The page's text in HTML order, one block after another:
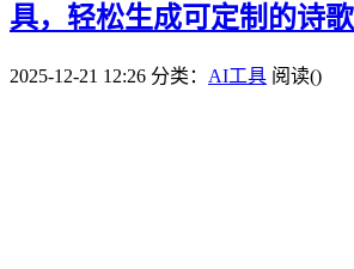
具，轻松生成可定制的诗歌
2025-12-21 12:26 分类： AI工具 阅读()